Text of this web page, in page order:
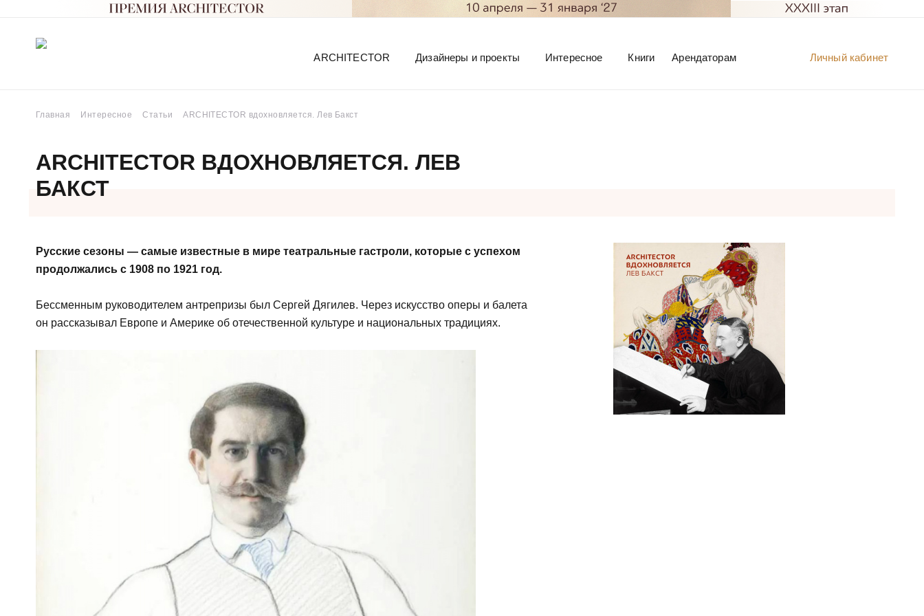
Личный кабинет
ARCHITECTOR Дизайнеры и проекты Интересное Книги Арендаторам
Главная Интересное Статьи ARCHITECTOR вдохновляется. Лев Бакст
ARCHITECTOR ВДОХНОВЛЯЕТСЯ. ЛЕВ
БАКСТ
Русские сезоны — самые известные в мире театральные гастроли, которые с успехом
продолжались с 1908 по 1921 год.
Бессменным руководителем антрепризы был Сергей Дягилев. Через искусство оперы и балета
он рассказывал Европе и Америке об отечественной культуре и национальных традициях.